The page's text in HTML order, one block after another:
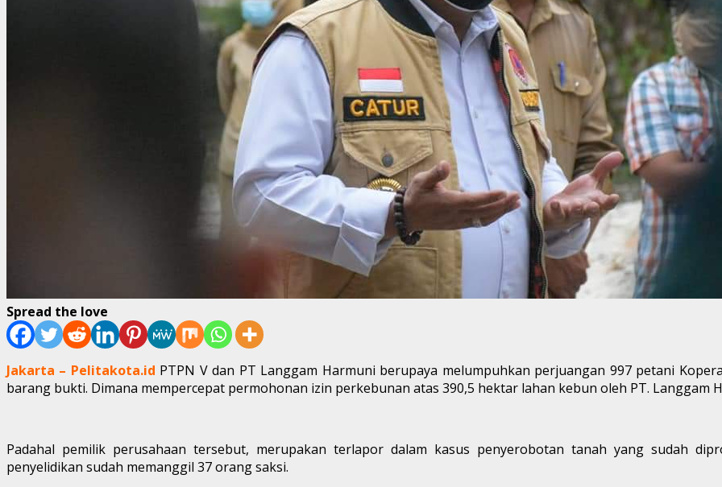
Spread the love
Jakarta – Pelitakota.id PTPN V dan PT Langgam Harmuni berupaya melumpuhkan perjuangan 997 petani
barang bukti. Dimana mempercepat permohonan izin perkebunan atas 390,5 hektar lahan kebun oleh PT. Langgam
Padahal pemilik perusahaan tersebut, merupakan terlapor dalam kasus penyerobotan tanah yang sudah
penyelidikan sudah memanggil 37 orang saksi.